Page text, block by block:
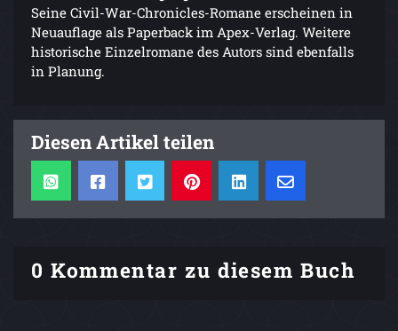
Seine Civil-War-Chronicles-Romane erscheinen in
Neuauflage als Paperback im Apex-Verlag. Weitere
historische Einzelromane des Autors sind ebenfalls
in Planung.
Diesen Artikel teilen
0 Kommentar zu diesem Buch